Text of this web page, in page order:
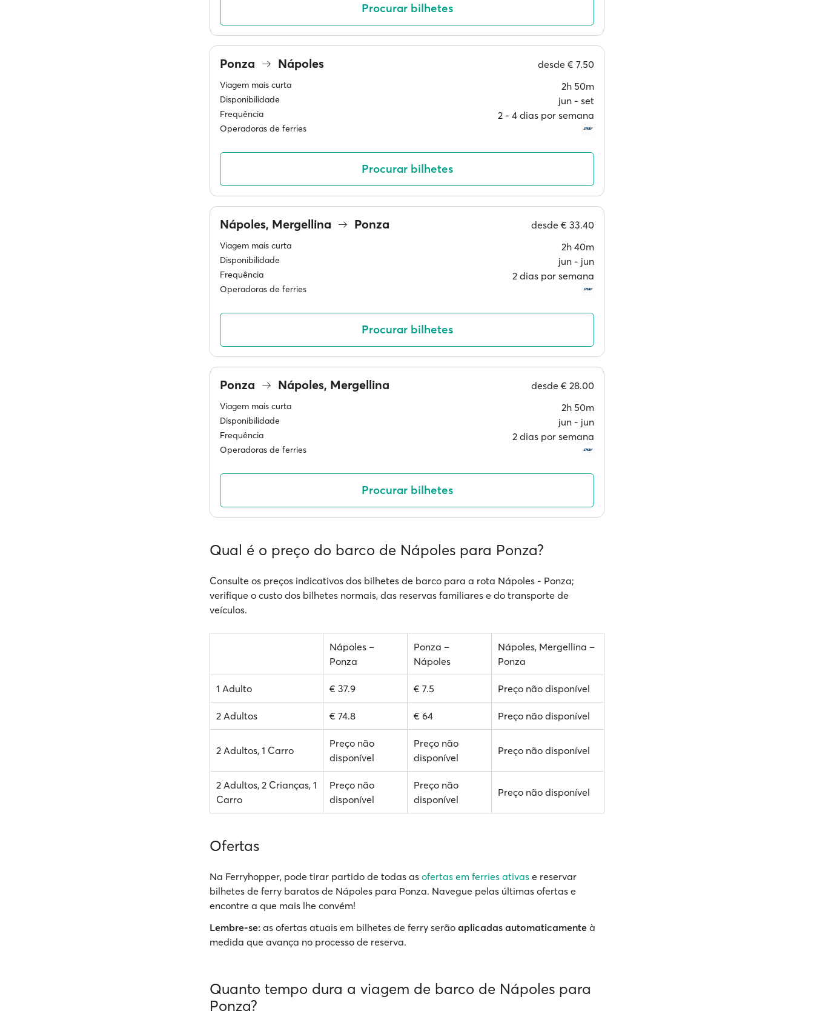
Procurar bilhetes
Ponza Nápoles desde € 7.50
Viagem mais curta 2h 50m
Disponibilidade jun ‐ set
Frequência 2 ‐ 4 dias por semana
Operadoras de ferries
Procurar bilhetes
Nápoles, Mergellina Ponza desde € 33.40
Viagem mais curta 2h 40m
Disponibilidade jun ‐ jun
Frequência 2 dias por semana
Operadoras de ferries
Procurar bilhetes
Ponza Nápoles, Mergellina desde € 28.00
Viagem mais curta 2h 50m
Disponibilidade jun ‐ jun
Frequência 2 dias por semana
Operadoras de ferries
Procurar bilhetes
Qual é o preço do barco de Nápoles para Ponza?
Consulte os preços indicativos dos bilhetes de barco para a rota Nápoles - Ponza;
verifique o custo dos bilhetes normais, das reservas familiares e do transporte de
veículos.
Nápoles –
Ponza
Ponza –
Nápoles
Nápoles, Mergellina –
Ponza
1 Adulto € 37.9 € 7.5 Preço não disponível
2 Adultos € 74.8 € 64 Preço não disponível
2 Adultos, 1 Carro
Preço não
disponível
Preço não
disponível
Preço não disponível
2 Adultos, 2 Crianças, 1
Carro
Preço não
disponível
Preço não
disponível
Preço não disponível
Ofertas
Na Ferryhopper, pode tirar partido de todas as ofertas em ferries ativas e reservar
bilhetes de ferry baratos de Nápoles para Ponza. Navegue pelas últimas ofertas e
encontre a que mais lhe convém!
Lembre-se: as ofertas atuais em bilhetes de ferry serão aplicadas automaticamente à
medida que avança no processo de reserva.
Quanto tempo dura a viagem de barco de Nápoles para
Ponza?